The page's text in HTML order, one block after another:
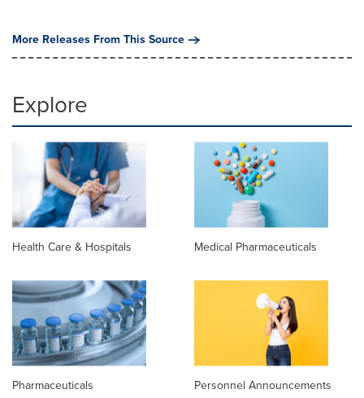
More Releases From This Source
Explore
Health Care & Hospitals Medical Pharmaceuticals
Pharmaceuticals Personnel Announcements